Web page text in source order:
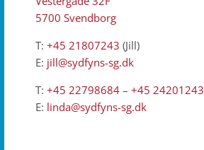
5700 Svendborg
T: +45 21807243 (Jill)
E: jill@sydfyns-sg.dk
T: +45 22798684– +45 24201243
E: linda@sydfyns-sg.dk